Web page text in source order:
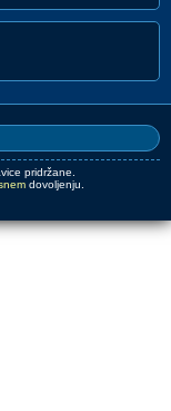
pridržane.
dovoljenju.